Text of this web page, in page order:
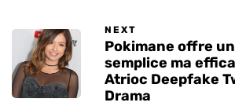
NEXT
Pokimane offre
semplice ma
Atrioc Deepfake
Drama